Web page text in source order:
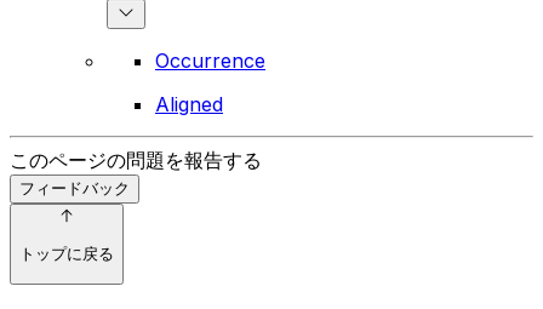
Occurrence
Aligned
このページの問題を報告する
フィードバック
トップに戻る